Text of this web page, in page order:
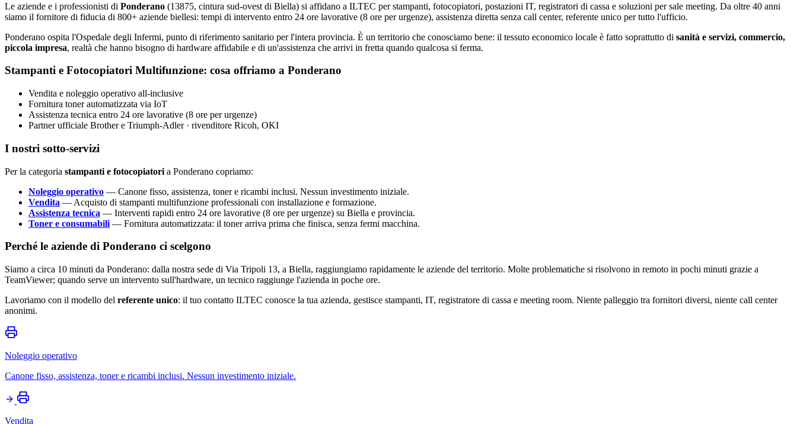
Le aziende e i professionisti di Ponderano (13875, cintura sud-ovest di Biella) si affidano a ILTEC per stampanti, fotocopiatori, postazioni IT, registratori di cassa e soluzioni per sale meeting. Da oltre 40 anni
siamo il fornitore di fiducia di 800+ aziende biellesi: tempi di intervento entro 24 ore lavorative (8 ore per urgenze), assistenza diretta senza call center, referente unico per tutto l'ufficio.
Ponderano ospita l'Ospedale degli Infermi, punto di riferimento sanitario per l'intera provincia. È un territorio che conosciamo bene: il tessuto economico locale è fatto soprattutto di sanità e servizi, commercio,
piccola impresa, realtà che hanno bisogno di hardware affidabile e di un'assistenza che arrivi in fretta quando qualcosa si ferma.
Stampanti e Fotocopiatori Multifunzione: cosa offriamo a Ponderano
Vendita e noleggio operativo all-inclusive
Fornitura toner automatizzata via IoT
Assistenza tecnica entro 24 ore lavorative (8 ore per urgenze)
Partner ufficiale Brother e Triumph-Adler · rivenditore Ricoh, OKI
I nostri sotto-servizi
Per la categoria stampanti e fotocopiatori a Ponderano copriamo:
Noleggio operativo — Canone fisso, assistenza, toner e ricambi inclusi. Nessun investimento iniziale.
Vendita — Acquisto di stampanti multifunzione professionali con installazione e formazione.
Assistenza tecnica — Interventi rapidi entro 24 ore lavorative (8 ore per urgenze) su Biella e provincia.
Toner e consumabili — Fornitura automatizzata: il toner arriva prima che finisca, senza fermi macchina.
Perché le aziende di Ponderano ci scelgono
Siamo a circa 10 minuti da Ponderano: dalla nostra sede di Via Tripoli 13, a Biella, raggiungiamo rapidamente le aziende del territorio. Molte problematiche si risolvono in remoto in pochi minuti grazie a
TeamViewer; quando serve un intervento sull'hardware, un tecnico raggiunge l'azienda in poche ore.
Lavoriamo con il modello del referente unico: il tuo contatto ILTEC conosce la tua azienda, gestisce stampanti, IT, registratore di cassa e meeting room. Niente palleggio tra fornitori diversi, niente call center
anonimi.
Noleggio operativo
Canone fisso, assistenza, toner e ricambi inclusi. Nessun investimento iniziale.
Vendita